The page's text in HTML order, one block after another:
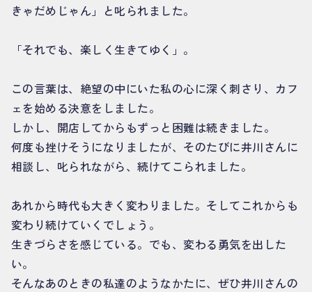
きゃだめじゃん」と叱られました。
「それでも、楽しく生きてゆく」。
この言葉は、絶望の中にいた私の心に深く刺さり、カフ
ェを始める決意をしました。
しかし、開店してからもずっと困難は続きました。
何度も挫けそうになりましたが、そのたびに井川さんに
相談し、叱られながら、続けてこられました。
あれから時代も大きく変わりました。そしてこれからも
変わり続けていくでしょう。
生きづらさを感じている。でも、変わる勇気を出した
い。
そんなあのときの私達のようなかたに、ぜひ井川さんの